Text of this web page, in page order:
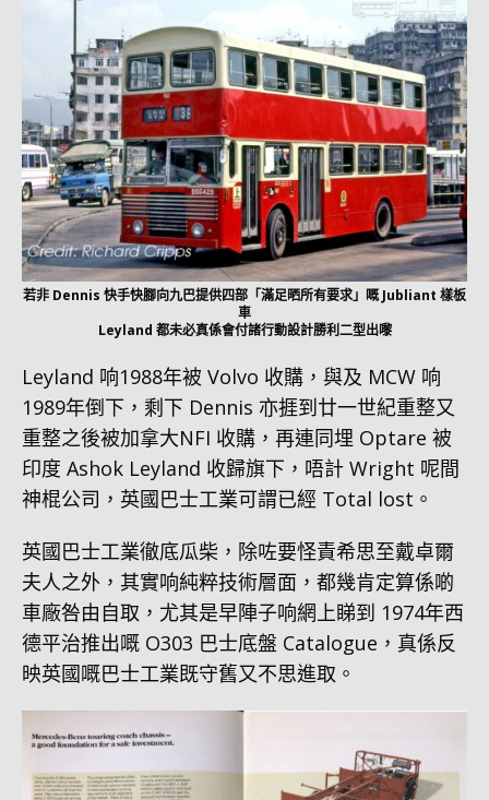
若非 Dennis 快手快腳向九巴提供四部「滿足晒所有要求」嘅 Jubliant 樣板
車
Leyland 都未必真係會付諸行動設計勝利二型出嚟
Leyland 响1988年被 Volvo 收購，與及 MCW 响
1989年倒下，剩下 Dennis 亦捱到廿一世紀重整又
重整之後被加拿大NFI 收購，再連同埋 Optare 被
印度 Ashok Leyland 收歸旗下，唔計 Wright 呢間
神棍公司，英國巴士工業可謂已經 Total lost。
英國巴士工業徹底瓜柴，除咗要怪責希思至戴卓爾
夫人之外，其實响純粹技術層面，都幾肯定算係啲
車廠咎由自取，尤其是早陣子响網上睇到 1974年西
德平治推出嘅 O303 巴士底盤 Catalogue，真係反
映英國嘅巴士工業既守舊又不思進取。